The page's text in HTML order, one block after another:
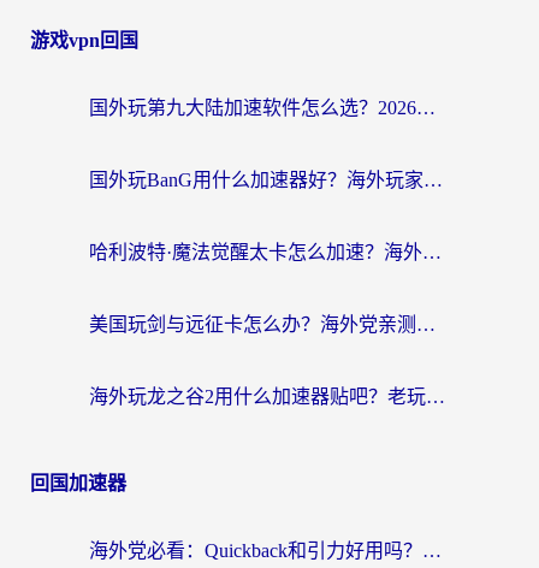
游戏vpn回国
国外玩第九大陆加速软件怎么选？2026终极指南帮你告别延迟卡顿
国外玩BanG用什么加速器好？海外玩家亲测的国服游戏加速终极方案
哈利波特·魔法觉醒太卡怎么加速？海外党亲测有效的国服游戏加速指南
美国玩剑与远征卡怎么办？海外党亲测有效的国服游戏加速指南
海外玩龙之谷2用什么加速器贴吧？老玩家实测推荐，附新加坡猎魂觉醒国外剑与远征加速攻略
回国加速器
海外党必看：Quickback和引力好用吗？3分钟搞懂回国加速器怎么选